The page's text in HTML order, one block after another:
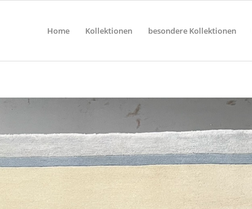
Home Kollektionen besondere Kollektionen